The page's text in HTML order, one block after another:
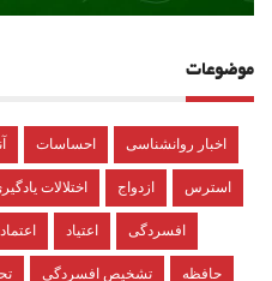
موضوعات
احساسات اخبار روانشناسی
اختلالات ازدواج استرس
اعتیاد افسردگی
تشخیص افسردگی حافظه